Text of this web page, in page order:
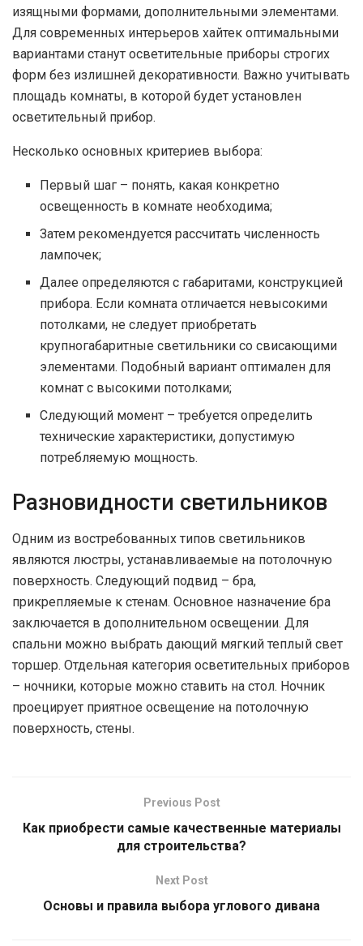
изящными формами, дополнительными элементами.
Для современных интерьеров хайтек оптимальными
вариантами станут осветительные приборы строгих
форм без излишней декоративности. Важно учитывать
площадь комнаты, в которой будет установлен
осветительный прибор.
Несколько основных критериев выбора:
Первый шаг – понять, какая конкретно
освещенность в комнате необходима;
Затем рекомендуется рассчитать численность
лампочек;
Далее определяются с габаритами, конструкцией
прибора. Если комната отличается невысокими
потолками, не следует приобретать
крупногабаритные светильники со свисающими
элементами. Подобный вариант оптимален для
комнат с высокими потолками;
Следующий момент – требуется определить
технические характеристики, допустимую
потребляемую мощность.
Разновидности светильников
Одним из востребованных типов светильников
являются люстры, устанавливаемые на потолочную
поверхность. Следующий подвид – бра,
прикрепляемые к стенам. Основное назначение бра
заключается в дополнительном освещении. Для
спальни можно выбрать дающий мягкий теплый свет
торшер. Отдельная категория осветительных приборов
– ночники, которые можно ставить на стол. Ночник
проецирует приятное освещение на потолочную
поверхность, стены.
Previous Post
Как приобрести самые качественные материалы
для строительства?
Next Post
Основы и правила выбора углового дивана